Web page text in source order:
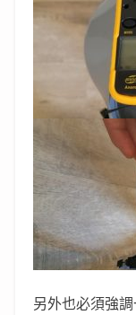
另外也必須強